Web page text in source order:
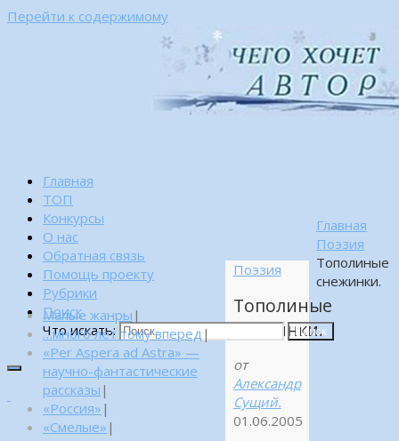
Перейти к содержимому
Главная
ТОП
Конкурсы
О нас
Обратная связь
Помощь проекту
Рубрики
Поиск
Что искать:
Поиск
Главная
Поэзия
Тополиные
снежинки.
Поэзия
Тополиные
снежинки.
от
Александр
Сущий.
01.06.2005
Малые жанры |
…много лет тому вперед |
«Per Aspera ad Astra» —
научно-фантастические
рассказы |
«Россия» |
«Смелые» |